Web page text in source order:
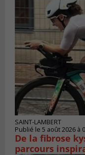
SAINT-LAMBERT
Publié le 5 août 2026 à
De la fibrose
parcours